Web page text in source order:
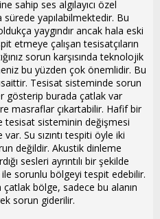
sahip ses algılayıcı özel
sürede yapılabilmektedir. Bu
yaygındır ancak hala eski
etmeye çalışan tesisatçıların
sorun karşısında teknolojik
bu yüzden çok önemlidir. Bu
Tesisat sisteminde sorun
gösterip burada çatlak var
masraflar çıkartabilir. Hafif bir
tesisat sisteminin değişmesi
Su sızıntı tespiti öyle iki
değildir. Akustik dinleme
sesleri ayrıntılı bir şekilde
sorunlu bölgeyi tespit edebilir.
bölge, sadece bu alanın
sorun giderilir.